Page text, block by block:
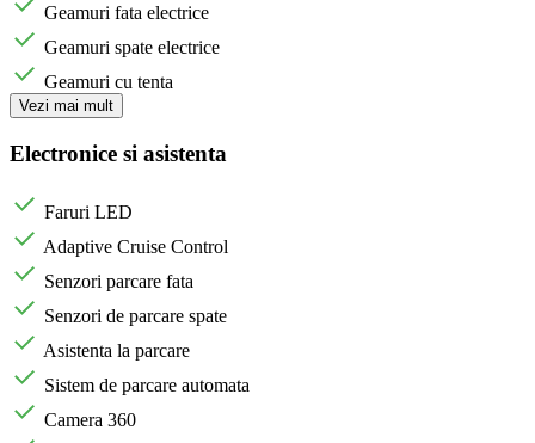
Geamuri fata electrice
Geamuri spate electrice
Geamuri cu tenta
Vezi mai mult
Electronice si asistenta
Faruri LED
Adaptive Cruise Control
Senzori parcare fata
Senzori de parcare spate
Asistenta la parcare
Sistem de parcare automata
Camera 360